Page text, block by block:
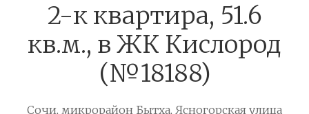
2-к квартира, 51.6
кв.м., в ЖК Кислород
(№18188)
Сочи, микрорайон Бытха, Ясногорская улица